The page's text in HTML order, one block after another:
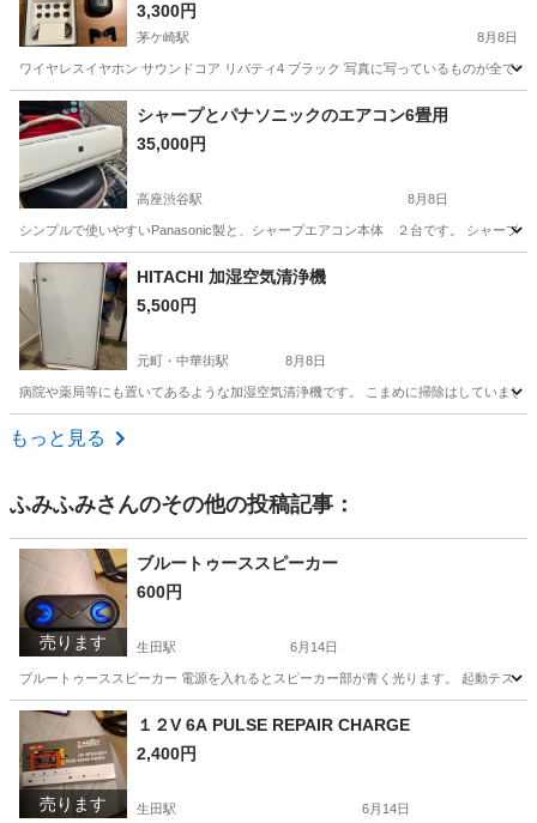
3,300円
茅ケ崎駅 8月8日
ワイヤレスイヤホン サウンドコア リバティ4 ブラック 写真に写っているものが全て
神奈川 茅ヶ崎市 茅ケ崎駅 オーディオ
シャープとパナソニックのエアコン6畳用
35,000円
高座渋谷駅 8月8日
シンプルで使いやすいPanasonic製と、シャープエアコン本体 ２台です。 シャープ
神奈川 大和市 高座渋谷駅 季節、空調家電
HITACHI 加湿空気清浄機
5,500円
元町・中華街駅 8月8日
病院や薬局等にも置いてあるような加湿空気清浄機です。 こまめに掃除はしていま
神奈川 横浜市
もっと見る
ふみふみさんのその他の投稿記事：
売ります
ブルートゥーススピーカー
600円
生田駅 6月14日
ブルートゥーススピーカー 電源を入れるとスピーカー部が青く光ります。 起動テス
神奈川 川崎市
売ります
１２V 6A PULSE REPAIR CHARGE
2,400円
生田駅 6月14日